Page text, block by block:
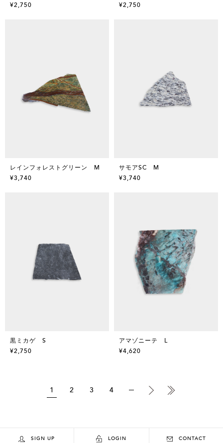
¥2,750
¥2,750
レインフォレストグリーン M
¥3,740
サモアSC M
¥3,740
黒ミカゲ S
¥2,750
アマゾニーテ L
¥4,620
1 2 3 4
SIGN UP LOGIN CONTACT